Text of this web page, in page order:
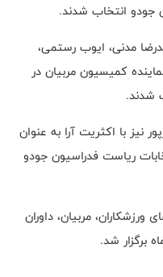
جودو انتخاب شدند.
مدنی، ایوب رستمی،
بیدل و سحر چغلوند)به عنوان ۴ نماینده کمیسیون مربیان در
شدند.
نیز با اکثریت آرا به عنوان
ریاست فدراسیون جودو
مربیان، داوران